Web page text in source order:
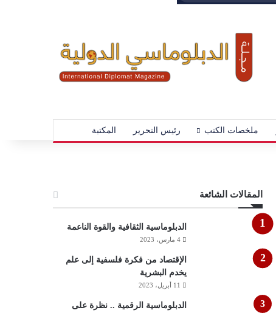
ملخصات الكتب رئيس التحرير المكتبة
المقالات الشائعة
الدبلوماسية الثقافية والقوة الناعمة
4 مارس، 2023
الإقتصاد من فكرة فلسفية إلى علم
يخدم البشرية
11 أبريل، 2023
الدبلوماسية الرقمية .. نظرة على